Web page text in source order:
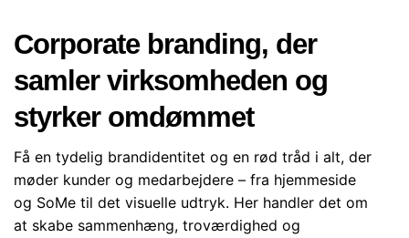
Corporate branding, der
samler virksomheden og
styrker omdømmet
Få en tydelig brandidentitet og en rød tråd i alt, der
møder kunder og medarbejdere – fra hjemmeside
og SoMe til det visuelle udtryk. Her handler det om
at skabe sammenhæng, troværdighed og